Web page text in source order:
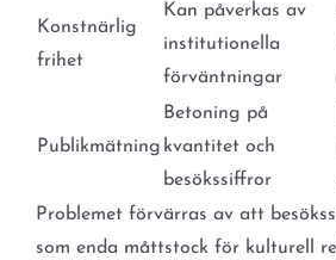
Konstnärlig
frihet
Kan påverkas av
institutionella
förväntningar
Publikmätning
Betoning på
kvantitet och
besökssiffror
Problemet förvärras av att
som enda måttstock för kulturell